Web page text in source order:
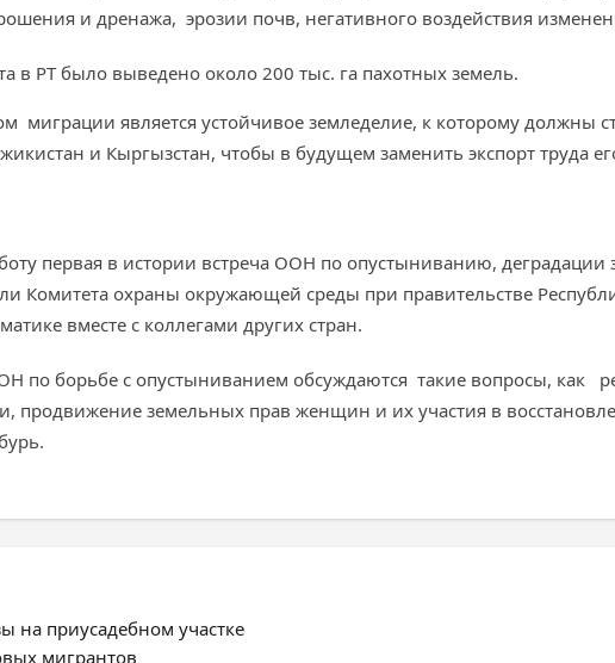
и дренажа, эрозии почв, негативного воздействия
в РТ было выведено около 200 тыс. га пахотных земель.
является устойчивое земледелие, к которому должны
и Кыргызстан, чтобы в будущем заменить экспорт труда
первая в истории встреча ООН по опустыниванию, деградации
Комитета охраны окружающей среды при правительстве
вместе с коллегами других стран.
по борьбе с опустыниванием обсуждаются такие вопросы, как
продвижение земельных прав женщин и их участия в
на приусадебном участке
мигрантов